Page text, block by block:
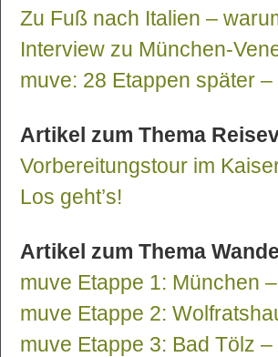
Zu Fuß nach Italien –
Interview zu München-
muve: 28 Etappen später
Artikel zum Thema
Vorbereitungstour im
Los geht’s!
Artikel zum Thema
muve Etappe 1: München
muve Etappe 2:
muve Etappe 3: Bad Tölz